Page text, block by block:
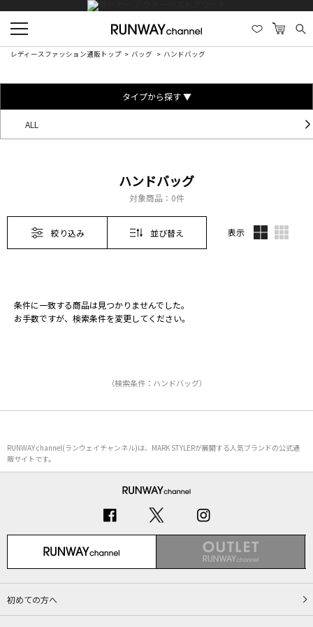
レディースファッション通販トップ バッグ ハンドバッグ
タイプから探す ▼
ALL
ハンドバッグ
対象商品： 0件
絞り込み 並び替え 表示
条件に一致する商品は見つかりませんでした。
お手数ですが、検索条件を変更してください。
（検索条件：ハンドバッグ）
RUNWAY channel(ランウェイチャンネル)は、MARK STYLERが展開する人気ブランドの公式通
販サイトです。
初めての方へ